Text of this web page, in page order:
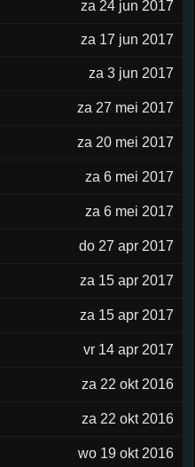
za 24 jun 2017
za 17 jun 2017
za 3 jun 2017
za 27 mei 2017
za 20 mei 2017
za 6 mei 2017
za 6 mei 2017
do 27 apr 2017
za 15 apr 2017
za 15 apr 2017
vr 14 apr 2017
za 22 okt 2016
za 22 okt 2016
wo 19 okt 2016